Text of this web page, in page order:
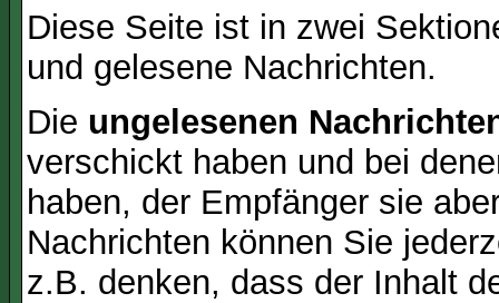
Diese Seite ist in zwei
und gelesene Nachrichten.
Die ungelesenen
verschickt haben und bei
haben, der Empfänger sie
Nachrichten können Sie
z.B. denken, dass der Inhalt